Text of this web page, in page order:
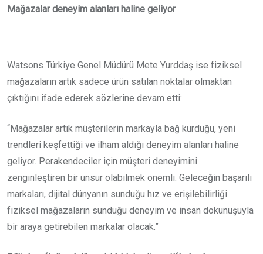
Mağazalar deneyim alanları haline geliyor
Watsons Türkiye Genel Müdürü Mete Yurddaş ise fiziksel
mağazaların artık sadece ürün satılan noktalar olmaktan
çıktığını ifade ederek sözlerine devam etti:
“Mağazalar artık müşterilerin markayla bağ kurduğu, yeni
trendleri keşfettiği ve ilham aldığı deneyim alanları haline
geliyor. Perakendeciler için müşteri deneyimini
zenginleştiren bir unsur olabilmek önemli. Geleceğin başarılı
markaları, dijital dünyanın sunduğu hız ve erişilebilirliği
fiziksel mağazaların sunduğu deneyim ve insan dokunuşuyla
bir araya getirebilen markalar olacak.”